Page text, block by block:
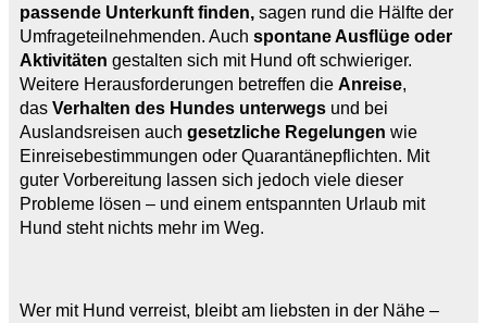
passende Unterkunft finden, sagen rund die Hälfte der
Umfrageteilnehmenden. Auch spontane Ausflüge oder
Aktivitäten gestalten sich mit Hund oft schwieriger.
Weitere Herausforderungen betreffen die Anreise,
das Verhalten des Hundes unterwegs und bei
Auslandsreisen auch gesetzliche Regelungen wie
Einreisebestimmungen oder Quarantänepflichten. Mit
guter Vorbereitung lassen sich jedoch viele dieser
Probleme lösen – und einem entspannten Urlaub mit
Hund steht nichts mehr im Weg.
Wer mit Hund verreist, bleibt am liebsten in der Nähe –